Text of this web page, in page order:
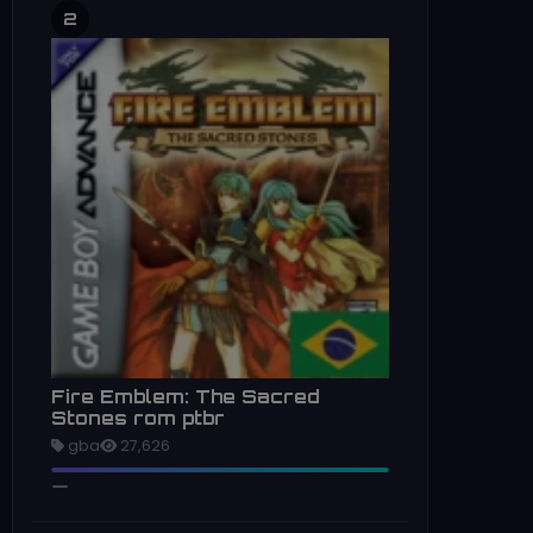
2
Fire Emblem: The Sacred
Stones rom ptbr
gba 27,626